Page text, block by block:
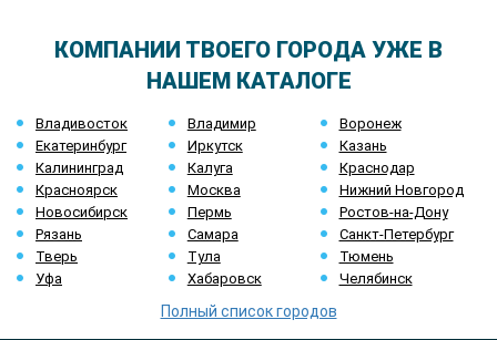
КОМПАНИИ ТВОЕГО ГОРОДА УЖЕ В
НАШЕМ КАТАЛОГЕ
Владивосток Владимир
Воронеж
Екатеринбург
Иркутск
Казань
Калининград
Калуга
Краснодар
Красноярск
Москва
Нижний Новгород
Новосибирск
Пермь
Ростов-на-Дону
Рязань
Самара
Санкт-Петербург
Тверь
Тула
Тюмень
Уфа
Хабаровск Челябинск
Полный список городов